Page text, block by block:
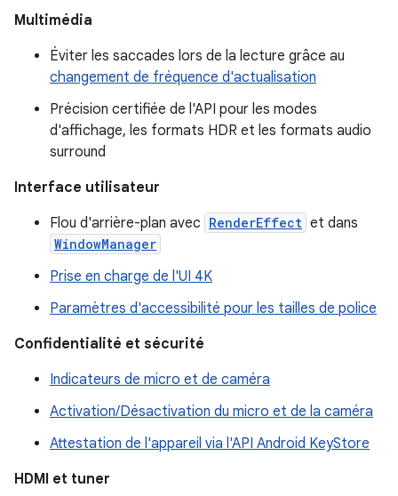
Multimédia
Éviter les saccades lors de la lecture grâce au
changement de fréquence d'actualisation
Précision certifiée de l'API pour les modes
d'affichage, les formats HDR et les formats audio
surround
Interface utilisateur
Flou d'arrière-plan avec RenderEffect et dans
WindowManager
Prise en charge de l'UI 4K
Paramètres d'accessibilité pour les tailles de police
Confidentialité et sécurité
Indicateurs de micro et de caméra
Activation/Désactivation du micro et de la caméra
Attestation de l'appareil via l'API Android KeyStore
HDMI et tuner